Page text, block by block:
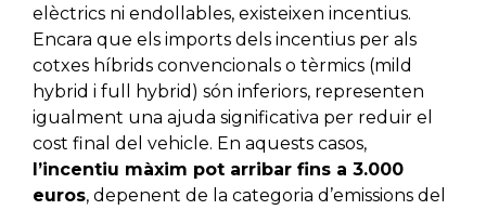
elèctrics ni endollables, existeixen incentius.
Encara que els imports dels incentius per als
cotxes híbrids convencionals o tèrmics (mild
hybrid i full hybrid) són inferiors, representen
igualment una ajuda significativa per reduir el
cost final del vehicle. En aquests casos,
l’incentiu màxim pot arribar fins a 3.000
euros, depenent de la categoria d’emissions del